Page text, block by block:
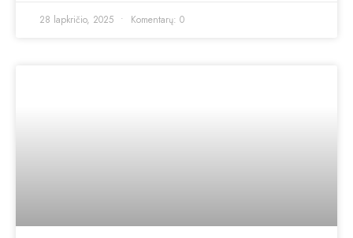
28 lapkričio, 2025 Komentarų: 0